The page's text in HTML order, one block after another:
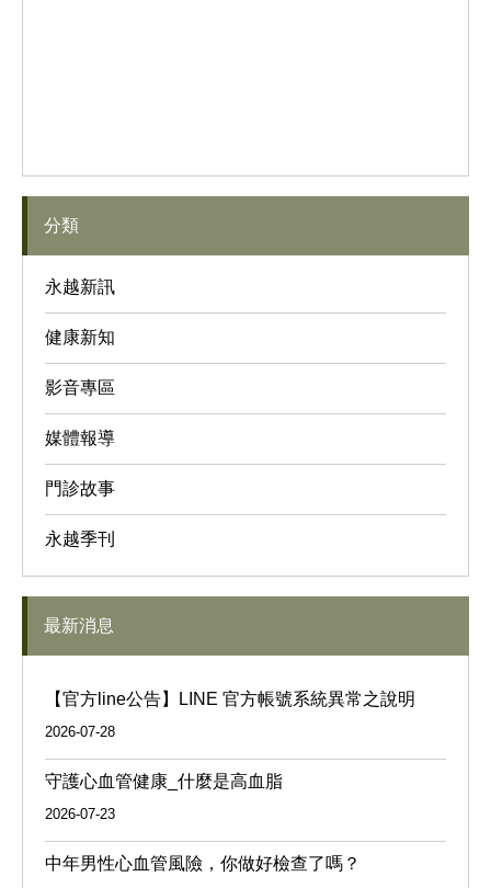
分類
永越新訊
健康新知
影音專區
媒體報導
門診故事
永越季刊
最新消息
【官方line公告】LINE 官方帳號系統異常之說明
2026-07-28
守護心血管健康_什麼是高血脂
2026-07-23
中年男性心血管風險，你做好檢查了嗎？